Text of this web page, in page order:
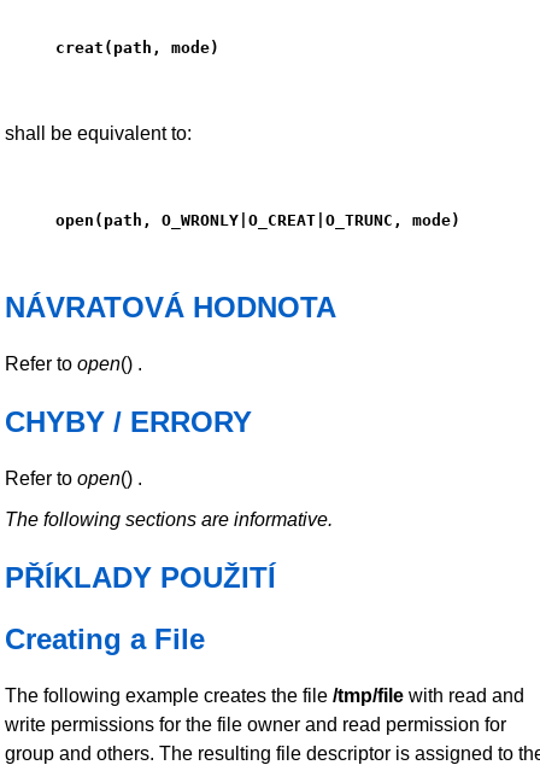
creat(path, mode)
shall be equivalent to:
open(path, O_WRONLY|O_CREAT|O_TRUNC, mode)
NÁVRATOVÁ HODNOTA
Refer to open() .
CHYBY / ERRORY
Refer to open() .
The following sections are informative.
PŘÍKLADY POUŽITÍ
Creating a File
The following example creates the file /tmp/file with read and
write permissions for the file owner and read permission for
group and others. The resulting file descriptor is assigned to